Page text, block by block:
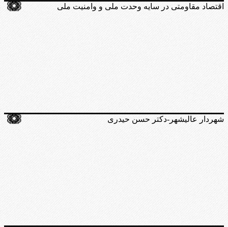
اقتصاد مقاومتی در سایه وحدت ملی و وامنیت ملی
شهردار عالیشهر-دکتر حسن حیدری